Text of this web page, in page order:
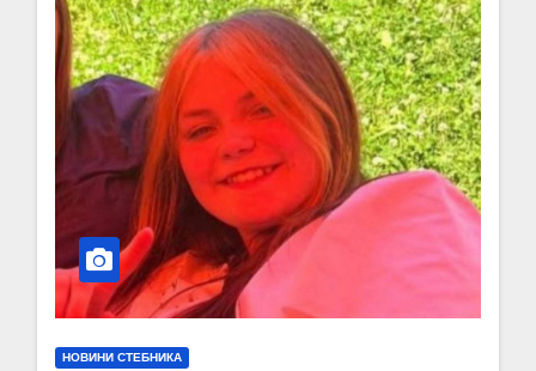
НОВИНИ СТЕБНИКА